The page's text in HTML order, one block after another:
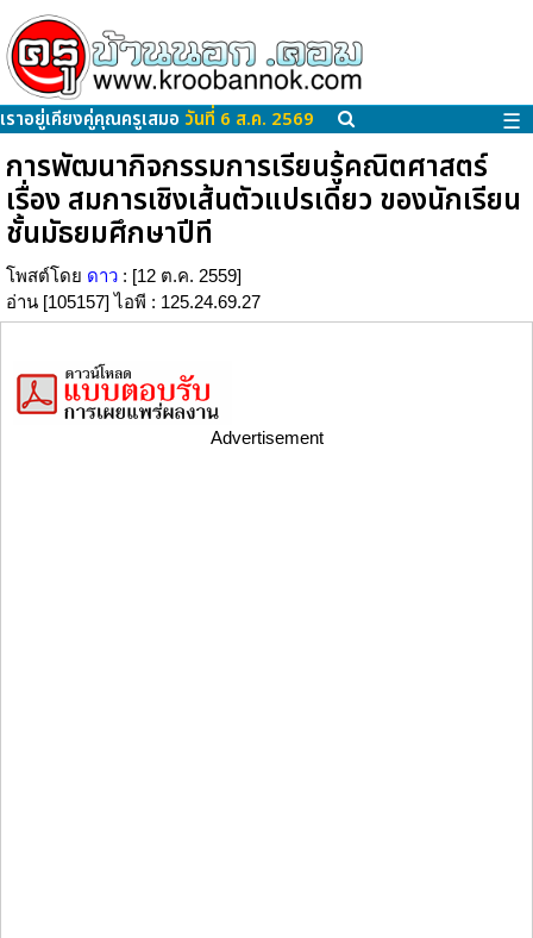
เราอยู่เคียงคู่คุณครูเสมอ วันที่ 6 ส.ค. 2569 ☰
การพัฒนากิจกรรมการเรียนรู้คณิตศาสตร์
เรื่อง สมการเชิงเส้นตัวแปรเดียว ของนักเรียน
ชั้นมัธยมศึกษาปีที
โพสต์โดย ดาว : [12 ต.ค. 2559]
อ่าน [105157] ไอพี : 125.24.69.27
Advertisement